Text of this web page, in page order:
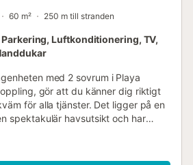
60 m² 250 m till stranden
Luftkonditionering, TV,
med 2 sovrum i Playa
gör att du känner dig riktigt
för alla tjänster. Det ligger på en
spektakulär havsutsikt och har
två sovrum med tv,
med soffa säng och TV.